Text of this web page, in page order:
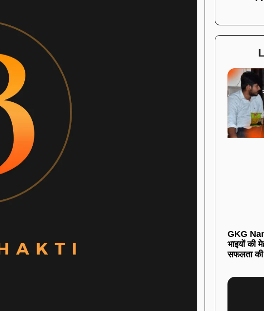
GKG
भाइयों की
सफलता की